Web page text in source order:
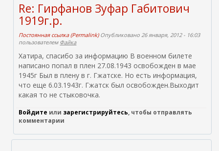
Re: Гирфанов Зуфар Габитович
1919г.р.
Постоянная ссылка (Permalink)Опубликовано 26 января, 2012 - 16:03
пользователем Файка
Хатира, спасибо за информацию В военном билете
написано попал в плен 27.08.1943 освобожден в мае
1945г Был в плену в г. Гжатске. Но есть информация,
что еще 6.03.1943г. Гжатск был освобожден.Выходит
какая то не стыковочка.
Войдите или зарегистрируйтесь, чтобы отправлять
комментарии